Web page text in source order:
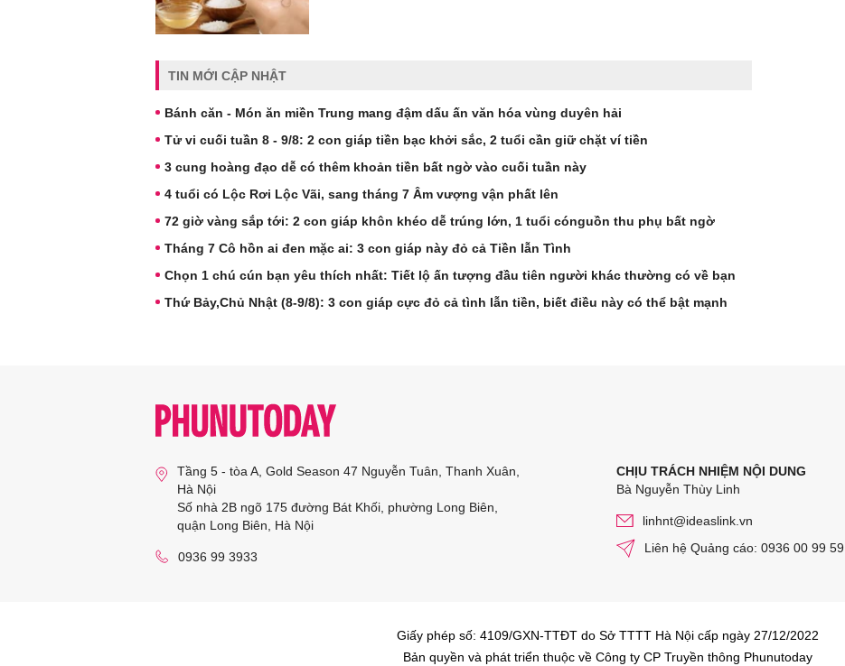
TIN MỚI CẬP NHẬT
Bánh căn - Món ăn miền Trung mang đậm dấu ấn văn hóa vùng duyên hải
Tử vi cuối tuần 8 - 9/8: 2 con giáp tiền bạc khởi sắc, 2 tuổi cần giữ chặt ví tiền
3 cung hoàng đạo dễ có thêm khoản tiền bất ngờ vào cuối tuần này
4 tuổi có Lộc Rơi Lộc Vãi, sang tháng 7 Âm vượng vận phất lên
72 giờ vàng sắp tới: 2 con giáp khôn khéo dễ trúng lớn, 1 tuổi cónguồn thu phụ bất ngờ
Tháng 7 Cô hồn ai đen mặc ai: 3 con giáp này đỏ cả Tiền lẫn Tình
Chọn 1 chú cún bạn yêu thích nhất: Tiết lộ ấn tượng đầu tiên người khác thường có về bạn
Thứ Bảy,Chủ Nhật (8-9/8): 3 con giáp cực đỏ cả tình lẫn tiền, biết điều này có thể bật mạnh
Tầng 5 - tòa A, Gold Season 47 Nguyễn Tuân, Thanh Xuân,
Hà Nội
Số nhà 2B ngõ 175 đường Bát Khối, phường Long Biên,
quận Long Biên, Hà Nội
0936 99 3933
CHỊU TRÁCH NHIỆM NỘI DUNG
Bà Nguyễn Thùy Linh
linhnt@ideaslink.vn
Liên hệ Quảng cáo: 0936 00 99 59
Giấy phép số: 4109/GXN-TTĐT do Sở TTTT Hà Nội cấp ngày 27/12/2022
Bản quyền và phát triển thuộc về Công ty CP Truyền thông Phunutoday